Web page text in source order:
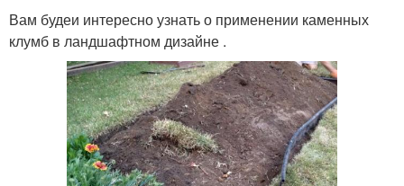
Вам будеи интересно узнать о применении каменных
клумб в ландшафтном дизайне .